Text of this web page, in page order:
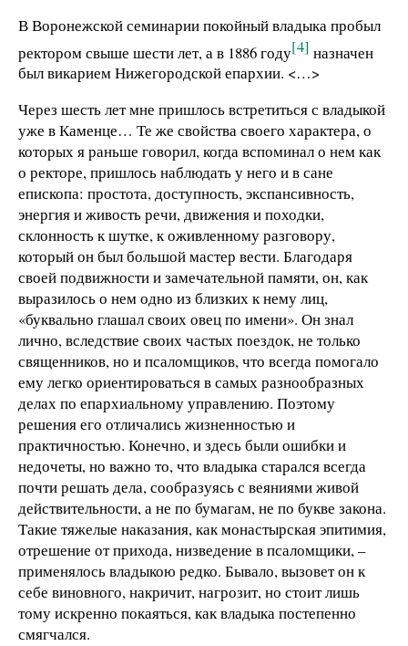
В Воронежской семинарии покойный владыка пробыл
ректором свыше шести лет, а в 1886 году[4] назначен
был викарием Нижегородской епархии. <…>
Через шесть лет мне пришлось встретиться с владыкой
уже в Каменце… Те же свойства своего характера, о
которых я раньше говорил, когда вспоминал о нем как
о ректоре, пришлось наблюдать у него и в сане
епископа: простота, доступность, экспансивность,
энергия и живость речи, движения и походки,
склонность к шутке, к оживленному разговору,
который он был большой мастер вести. Благодаря
своей подвижности и замечательной памяти, он, как
выразилось о нем одно из близких к нему лиц,
«буквально глашал своих овец по имени». Он знал
лично, вследствие своих частых поездок, не только
священников, но и псаломщиков, что всегда помогало
ему легко ориентироваться в самых разнообразных
делах по епархиальному управлению. Поэтому
решения его отличались жизненностью и
практичностью. Конечно, и здесь были ошибки и
недочеты, но важно то, что владыка старался всегда
почти решать дела, сообразуясь с веяниями живой
действительности, а не по бумагам, не по букве закона.
Такие тяжелые наказания, как монастырская эпитимия,
отрешение от прихода, низведение в псаломщики, –
применялось владыкою редко. Бывало, вызовет он к
себе виновного, накричит, нагрозит, но стоит лишь
тому искренно покаяться, как владыка постепенно
смягчался.